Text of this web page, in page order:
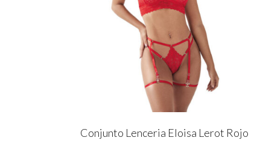
Conjunto Lenceria Eloisa Lerot Rojo